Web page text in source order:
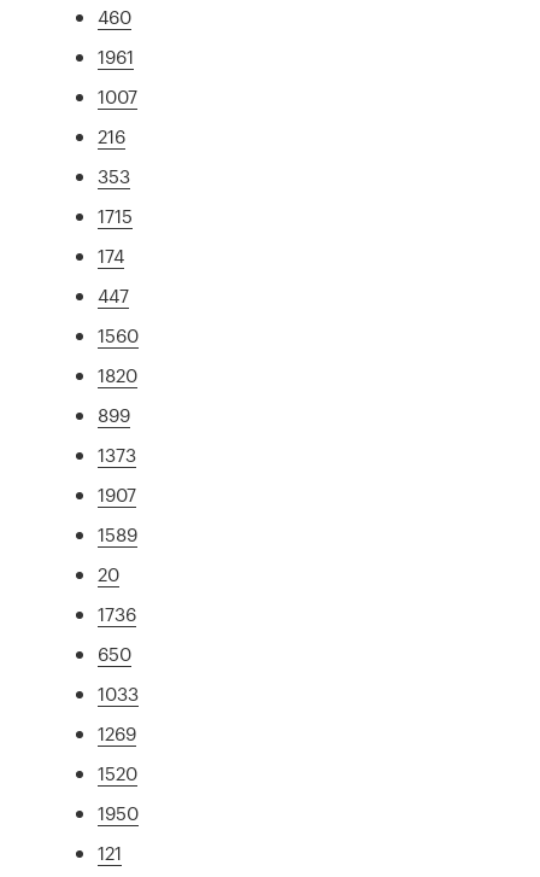
460
1961
1007
216
353
1715
174
447
1560
1820
899
1373
1907
1589
20
1736
650
1033
1269
1520
1950
121